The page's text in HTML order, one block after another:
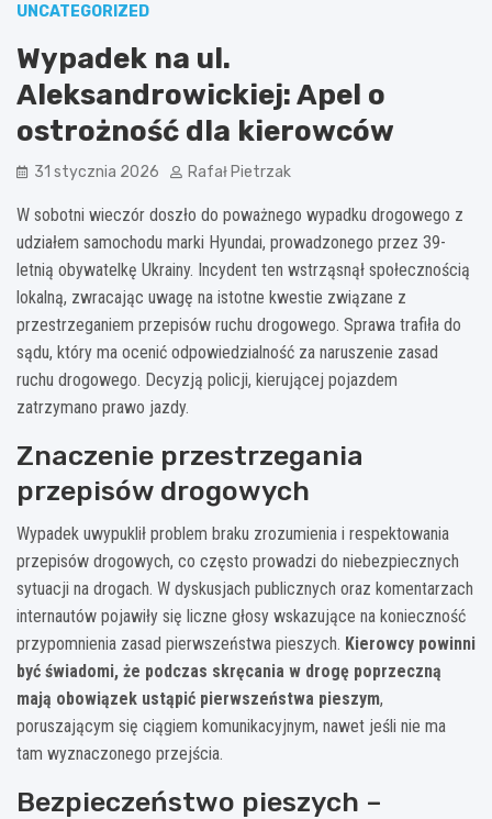
UNCATEGORIZED
Wypadek na ul.
Aleksandrowickiej: Apel o
ostrożność dla kierowców
31 stycznia 2026 Rafał Pietrzak
W sobotni wieczór doszło do poważnego wypadku drogowego z
udziałem samochodu marki Hyundai, prowadzonego przez 39-
letnią obywatelkę Ukrainy. Incydent ten wstrząsnął społecznością
lokalną, zwracając uwagę na istotne kwestie związane z
przestrzeganiem przepisów ruchu drogowego. Sprawa trafiła do
sądu, który ma ocenić odpowiedzialność za naruszenie zasad
ruchu drogowego. Decyzją policji, kierującej pojazdem
zatrzymano prawo jazdy.
Znaczenie przestrzegania
przepisów drogowych
Wypadek uwypuklił problem braku zrozumienia i respektowania
przepisów drogowych, co często prowadzi do niebezpiecznych
sytuacji na drogach. W dyskusjach publicznych oraz komentarzach
internautów pojawiły się liczne głosy wskazujące na konieczność
przypomnienia zasad pierwszeństwa pieszych. Kierowcy powinni
być świadomi, że podczas skręcania w drogę poprzeczną
mają obowiązek ustąpić pierwszeństwa pieszym,
poruszającym się ciągiem komunikacyjnym, nawet jeśli nie ma
tam wyznaczonego przejścia.
Bezpieczeństwo pieszych –